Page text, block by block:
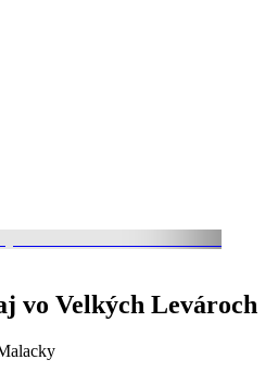
vo Velkých Levároch